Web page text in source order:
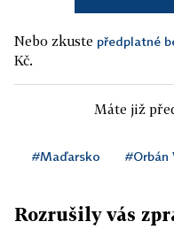
Nebo zkuste předplatné
Kč.
Máte již
#Maďarsko #Orbán
Rozrušily vás